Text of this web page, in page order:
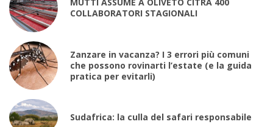
COLLABORATORI STAGIONALI
Zanzare in vacanza? I 3 errori più comuni
che possono rovinarti l’estate (e la guida
pratica per evitarli)
Sudafrica: la culla del safari responsabile